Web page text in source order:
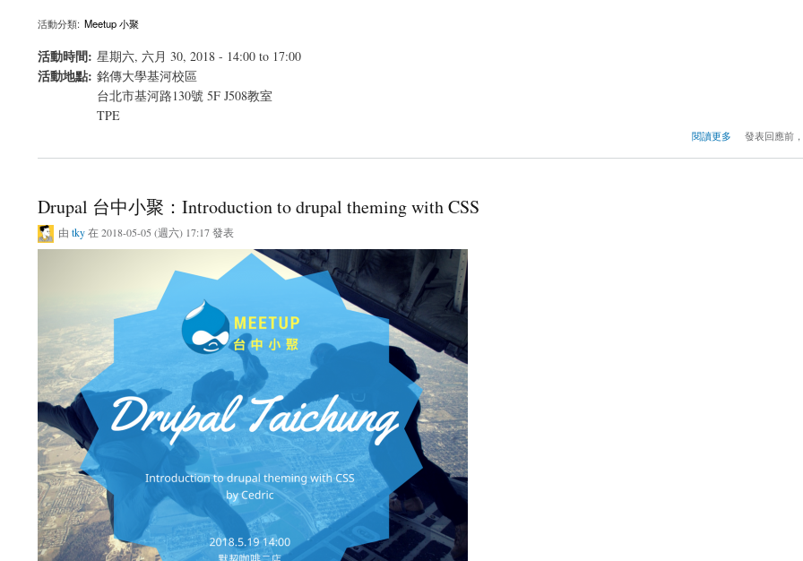
活動分類: Meetup 小聚
活動時間: 星期六, 六月 30, 2018 - 14:00 to 17:00
活動地點: 銘傳大學基河校區
台北市基河路130號 5F J508教室
TPE
閱讀更多 發表回應前
Drupal 台中小聚：Introduction to drupal theming with CSS
由 tky在 2018-05-05 (週六) 17:17 發表